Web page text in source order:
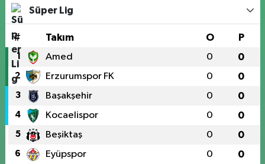
Süper Lig
# Takım O P
1 Amed 0 0
2 Erzurumspor FK 0 0
3 Başakşehir 0 0
4 Kocaelispor 0 0
5 Beşiktaş 0 0
6 Eyüpspor 0 0